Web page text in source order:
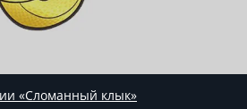
«Сломанный клык»